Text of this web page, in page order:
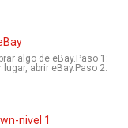
algo de eBay.Paso 1:
abrir eBay.Paso 2:
nivel 1